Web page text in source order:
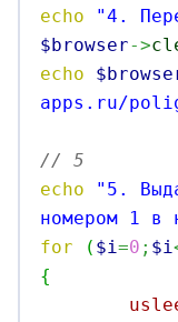
echo
"4.
$browser->
echo
apps.ru/
// 5
echo
"5.
номером 1 в
for
( $i=0 ; $i
{